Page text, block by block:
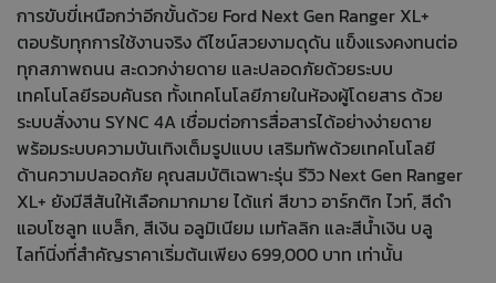
การขับขี่เหนือกว่าอีกขั้นด้วย Ford Next Gen Ranger XL+
ตอบรับทุกการใช้งานจริง ดีไซน์สวยงามดุดัน แข็งแรงคงทนต่อ
ทุกสภาพถนน สะดวกง่ายดาย และปลอดภัยด้วยระบบ
เทคโนโลยีรอบคันรถ ทั้งเทคโนโลยีภายในห้องผู้โดยสาร ด้วย
ระบบสั่งงาน SYNC 4A เชื่อมต่อการสื่อสารได้อย่างง่ายดาย
พร้อมระบบความบันเทิงเต็มรูปแบบ เสริมทัพด้วยเทคโนโลยี
ด้านความปลอดภัย คุณสมบัติเฉพาะรุ่น รีวิว Next Gen Ranger
XL+ ยังมีสีสันให้เลือกมากมาย ได้แก่ สีขาว อาร์กติก ไวท์, สีดำ
แอบโซลูท แบล็ก, สีเงิน อลูมิเนียม เมทัลลิก และสีน้ำเงิน บลู
ไลท์นิ่งที่สำคัญราคาเริ่มต้นเพียง 699,000 บาท เท่านั้น